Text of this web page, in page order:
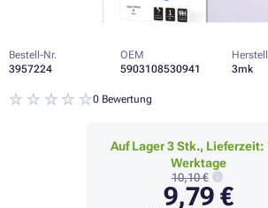
Bestell-Nr.
3957224
OEM
5903108530941
3mk
0 Bewertung
Auf Lager 3 Stk., Lieferzeit:
Werktage
10,10 €
9,79 €